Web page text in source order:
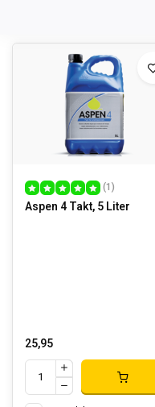
(1)
Aspen 4 Takt, 5 Liter
25,95